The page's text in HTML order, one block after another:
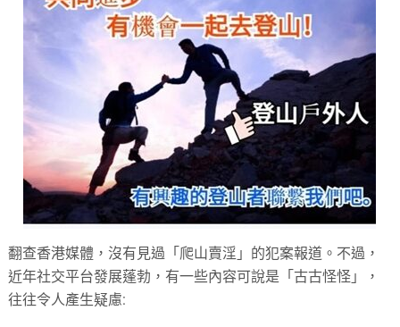
翻查香港媒體，沒有見過「爬山賣淫」的犯案報道。不過，
近年社交平台發展蓬勃，有一些內容可說是「古古怪怪」，
往往令人產生疑慮: